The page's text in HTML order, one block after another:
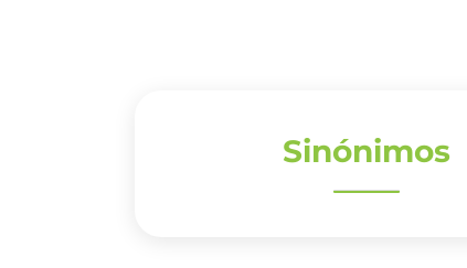
Sinónimos